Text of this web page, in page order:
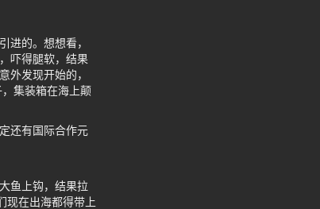
进的。想想看，
吓得腿软，结果
外发现开始的，
集装箱在海上颠
还有国际合作元
鱼上钩，结果拉
现在出海都得带上